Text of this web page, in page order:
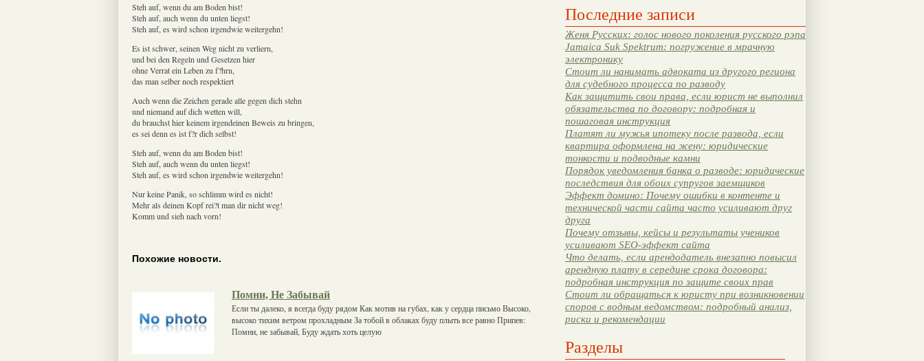
Последние записи
Женя Русских: голос нового поколения русского рэпа
Jamaica Suk Spektrum: погружение в мрачную
электронику
Стоит ли нанимать адвоката из другого региона
для судебного процесса по разводу
Как защитить свои права, если юрист не выполнил
обязательства по договору: подробная и
пошаговая инструкция
Платят ли мужья ипотеку после развода, если
квартира оформлена на жену: юридические
тонкости и подводные камни
Порядок уведомления банка о разводе: юридические
последствия для обоих супругов заемщиков
Эффект домино: Почему ошибки в контенте и
технической части сайта часто усиливают друг
друга
Почему отзывы, кейсы и результаты учеников
усиливают SEO-эффект сайта
Что делать, если арендодатель внезапно повысил
арендную плату в середине срока договора:
подробная инструкция по защите своих прав
Стоит ли обращаться к юристу при возникновении
споров с водным ведомством: подробный анализ,
риски и рекомендации
Разделы
Steh auf, wenn du am Boden bist!
Steh auf, auch wenn du unten liegst!
Steh auf, es wird schon irgendwie weitergehn!
Es ist schwer, seinen Weg nicht zu verliern,
und bei den Regeln und Gesetzen hier
ohne Verrat ein Leben zu f?hrn,
das man selber noch respektiert
Auch wenn die Zeichen gerade alle gegen dich stehn
und niemand auf dich wetten will,
du brauchst hier keinem irgendeinen Beweis zu bringen,
es sei denn es ist f?r dich selbst!
Steh auf, wenn du am Boden bist!
Steh auf, auch wenn du unten liegst!
Steh auf, es wird schon irgendwie weitergehn!
Nur keine Panik, so schlimm wird es nicht!
Mehr als deinen Kopf rei?t man dir nicht weg!
Komm und sieh nach vorn!
Похожие новости.
Помни, Не Забывай
Если ты далеко, я всегда буду рядом Как мотив на губах, как у сердца письмо Высоко,
высоко тихим ветром прохладным За тобой в облаках буду плыть все равно Припев:
Помни, не забывай, Буду ждать хоть целую